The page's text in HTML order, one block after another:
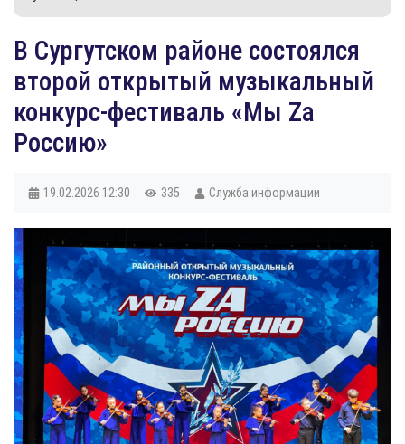
В Сургутском районе состоялся
второй открытый музыкальный
конкурс-фестиваль «Мы Za
Россию»
19.02.2026 12:30 335 Служба информации